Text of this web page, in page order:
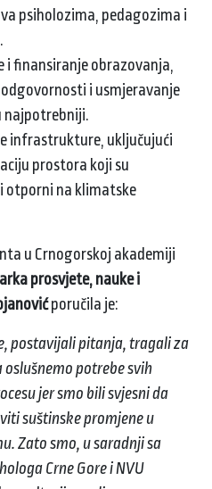
psiholozima, pedagozima i
i finansiranje obrazovanja,
i usmjeravanje
najpotrebniji.
infrastrukture, uključujući
prostora koji su
otporni na klimatske
u Crnogorskoj akademiji
prosvjete, nauke i
poručila je:
postavijali pitanja, tragali za
potrebe svih
jer smo bili svjesni da
suštinske promjene u
Zato smo, u saradnji sa
Crne Gore i NVU